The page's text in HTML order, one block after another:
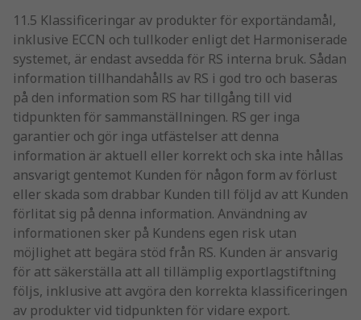
11.5 Klassificeringar av produkter för exportändamål,
inklusive ECCN och tullkoder enligt det Harmoniserade
systemet, är endast avsedda för RS interna bruk. Sådan
information tillhandahålls av RS i god tro och baseras
på den information som RS har tillgång till vid
tidpunkten för sammanställningen. RS ger inga
garantier och gör inga utfästelser att denna
information är aktuell eller korrekt och ska inte hållas
ansvarigt gentemot Kunden för någon form av förlust
eller skada som drabbar Kunden till följd av att Kunden
förlitat sig på denna information. Användning av
informationen sker på Kundens egen risk utan
möjlighet att begära stöd från RS. Kunden är ansvarig
för att säkerställa att all tillämplig exportlagstiftning
följs, inklusive att avgöra den korrekta klassificeringen
av produkter vid tidpunkten för vidare export.